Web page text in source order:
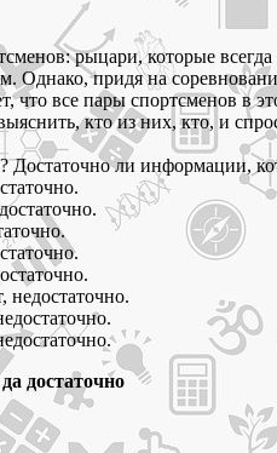
рыцари, которые
Однако, придя на
что все пары спортсменов в
кто из них, кто, и
Достаточно ли информации,
достаточно